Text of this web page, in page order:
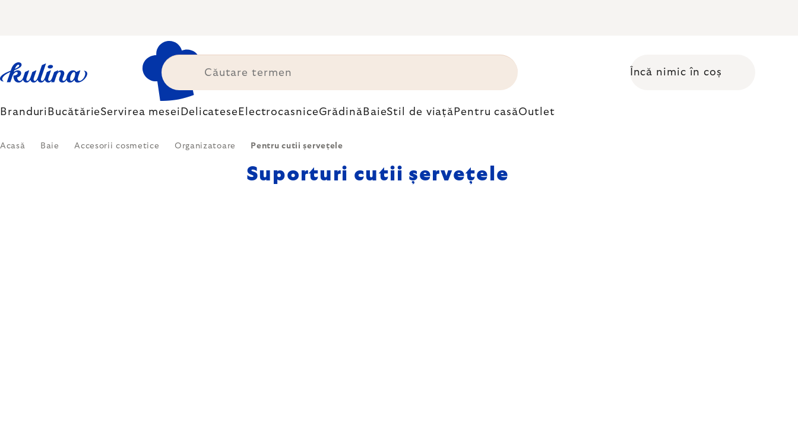
Coş de cumpărături
Încă nimic în coș
Branduri BucătărieServirea mesei Delicatese ElectrocasniceGrădină BaieStil de viață Pentru casăOutlet
Acasă Baie Accesorii cosmetice Organizatoare Pentru cutii șervețele
Suporturi cutii șervețele